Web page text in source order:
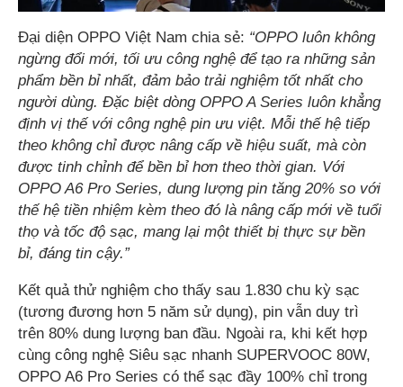
Đại diện OPPO Việt Nam chia sẻ: “OPPO luôn không
ngừng đổi mới, tối ưu công nghệ để tạo ra những sản
phẩm bền bỉ nhất, đảm bảo trải nghiệm tốt nhất cho
người dùng. Đặc biệt dòng OPPO A Series luôn khẳng
định vị thế với công nghệ pin ưu việt. Mỗi thế hệ tiếp
theo không chỉ được nâng cấp về hiệu suất, mà còn
được tinh chỉnh để bền bỉ hơn theo thời gian. Với
OPPO A6 Pro Series, dung lượng pin tăng 20% so với
thế hệ tiền nhiệm kèm theo đó là nâng cấp mới về tuổi
thọ và tốc độ sạc, mang lại một thiết bị thực sự bền
bỉ, đáng tin cậy.”
Kết quả thử nghiệm cho thấy sau 1.830 chu kỳ sạc
(tương đương hơn 5 năm sử dụng), pin vẫn duy trì
trên 80% dung lượng ban đầu. Ngoài ra, khi kết hợp
cùng công nghệ Siêu sạc nhanh SUPERVOOC 80W,
OPPO A6 Pro Series có thể sạc đầy 100% chỉ trong